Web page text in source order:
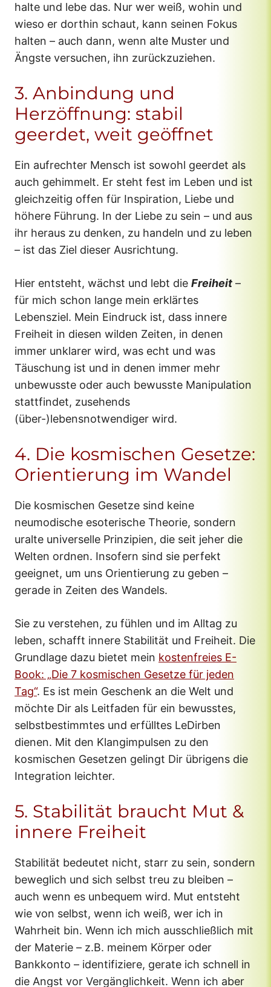
halte und lebe das. Nur wer weiß, wohin und
wieso er dorthin schaut, kann seinen Fokus
halten – auch dann, wenn alte Muster und
Ängste versuchen, ihn zurückzuziehen.
3. Anbindung und
Herzöffnung: stabil
geerdet, weit geöffnet
Ein aufrechter Mensch ist sowohl geerdet als
auch gehimmelt. Er steht fest im Leben und ist
gleichzeitig offen für Inspiration, Liebe und
höhere Führung. In der Liebe zu sein – und aus
ihr heraus zu denken, zu handeln und zu leben
– ist das Ziel dieser Ausrichtung.
Hier entsteht, wächst und lebt die Freiheit –
für mich schon lange mein erklärtes
Lebensziel. Mein Eindruck ist, dass innere
Freiheit in diesen wilden Zeiten, in denen
immer unklarer wird, was echt und was
Täuschung ist und in denen immer mehr
unbewusste oder auch bewusste Manipulation
stattfindet, zusehends
(über-)lebensnotwendiger wird.
4. Die kosmischen Gesetze:
Orientierung im Wandel
Die kosmischen Gesetze sind keine
neumodische esoterische Theorie, sondern
uralte universelle Prinzipien, die seit jeher die
Welten ordnen. Insofern sind sie perfekt
geeignet, um uns Orientierung zu geben –
gerade in Zeiten des Wandels.
Sie zu verstehen, zu fühlen und im Alltag zu
leben, schafft innere Stabilität und Freiheit. Die
Grundlage dazu bietet mein kostenfreies E-
Book: „Die 7 kosmischen Gesetze für jeden
Tag“. Es ist mein Geschenk an die Welt und
möchte Dir als Leitfaden für ein bewusstes,
selbstbestimmtes und erfülltes LeDirben
dienen. Mit den Klangimpulsen zu den
kosmischen Gesetzen gelingt Dir übrigens die
Integration leichter.
5. Stabilität braucht Mut &
innere Freiheit
Stabilität bedeutet nicht, starr zu sein, sondern
beweglich und sich selbst treu zu bleiben –
auch wenn es unbequem wird. Mut entsteht
wie von selbst, wenn ich weiß, wer ich in
Wahrheit bin. Wenn ich mich ausschließlich mit
der Materie – z.B. meinem Körper oder
Bankkonto – identifiziere, gerate ich schnell in
die Angst vor Vergänglichkeit. Wenn ich aber